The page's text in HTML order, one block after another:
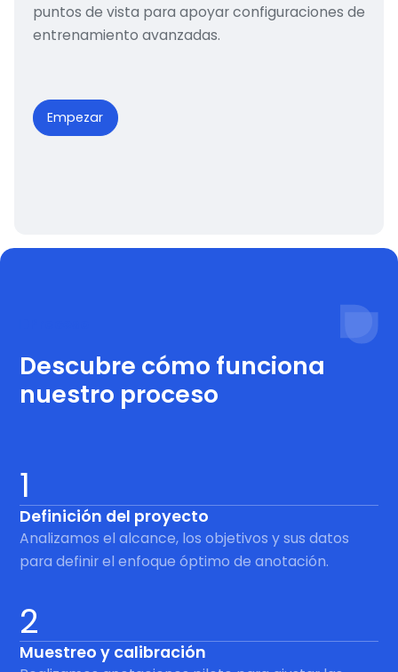
puntos de vista para apoyar configuraciones de
entrenamiento avanzadas.
Empezar
Descubre cómo funciona
nuestro proceso
1
Definición del proyecto
Analizamos el alcance, los objetivos y sus datos
para definir el enfoque óptimo de anotación.
2
Muestreo y calibración